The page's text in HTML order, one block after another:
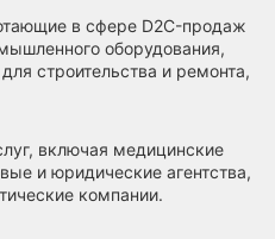
в сфере D2C-продаж
оборудования,
строительства и ремонта,
включая медицинские
и юридические агентства,
компании.